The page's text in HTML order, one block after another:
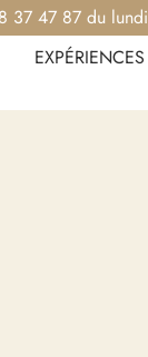
37 47 87 du
EXPÉRIENCES